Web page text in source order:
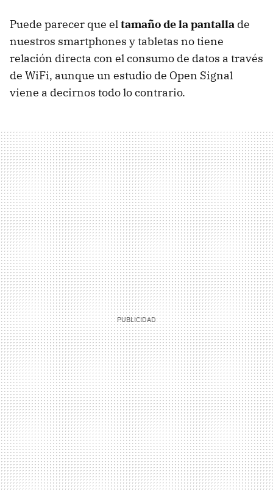
Puede parecer que eltamaño de la pantalla de
nuestros smartphones y tabletas no tiene
relación directa con el consumo de datos a través
de WiFi, aunque un estudio de Open Signal
viene a decirnos todo lo contrario.